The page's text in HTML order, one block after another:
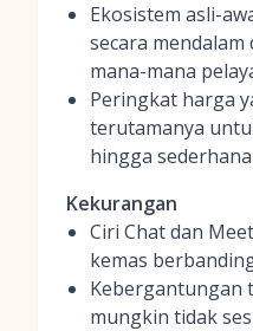
Ekosistem asli-
secara
mana-mana
Peringkat harga
terutamanya
hingga sederhana
Kekurangan
Ciri Chat dan
kemas
Kebergantungan
mungkin tidak